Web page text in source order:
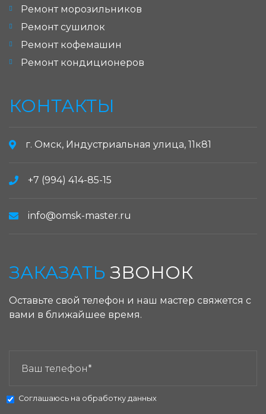
Ремонт морозильников
Ремонт сушилок
Ремонт кофемашин
Ремонт кондиционеров
КОНТАКТЫ
г. Омск, Индустриальная улица, 11к81
+7 (994) 414-85-15
info@omsk-master.ru
ЗАКАЗАТЬ ЗВОНОК
Оставьте свой телефон и наш мастер свяжется с
вами в ближайшее время.
Соглашаюсь на обработку данных